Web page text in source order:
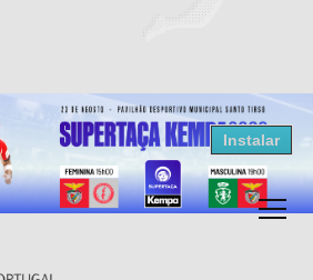
Andebol
Andebol de Portugal
na Play Store
Instalar